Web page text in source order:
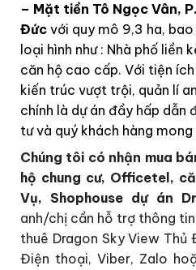
– Mặt tiền Tô Ngọc Vân,
Đức với quy mô 9,3 ha,
loại hình như : Nhà phố liền
căn hộ cao cấp. Với tiện
kiến trúc vượt trội, quản lí
chính là dự án đầy hấp dẫn
tư và quý khách hàng mong
Chúng tôi có nhận mua
hộ chung cư, Officetel,
Vụ, Shophouse dự án
anh/chị cần hỗ trợ thông
thuê Dragon Sky View Thủ
Điện thoại, Viber, Zalo